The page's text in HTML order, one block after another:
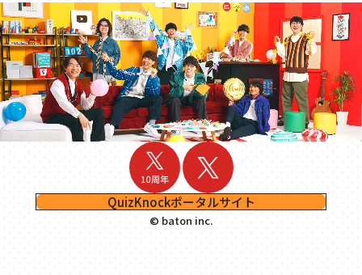
QuizKnockポータルサイト
© baton inc.